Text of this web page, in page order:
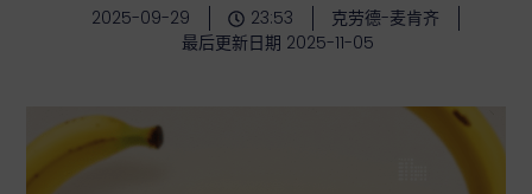
2025-09-29 23:53
克劳德-麦肯齐
最后更新日期 2025-11-05